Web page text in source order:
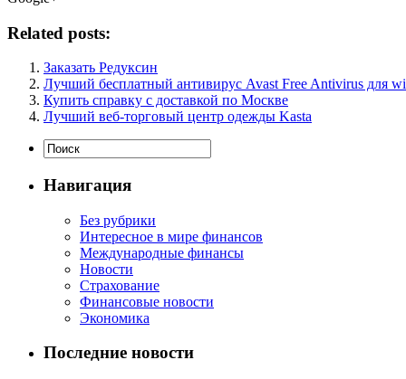
Related posts:
Заказать Редуксин
Лучший бесплатный антивирус Avast Free Antivirus для
Купить справку с доставкой по Москве
Лучший веб-торговый центр одежды Kasta
Навигация
Без рубрики
Интересное в мире финансов
Международные финансы
Новости
Страхование
Финансовые новости
Экономика
Последние новости